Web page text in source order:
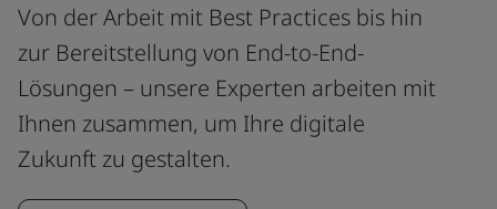
Von der Arbeit mit Best Practices bis hin
zur Bereitstellung von End-to-End-
Lösungen – unsere Experten arbeiten mit
Ihnen zusammen, um Ihre digitale
Zukunft zu gestalten.